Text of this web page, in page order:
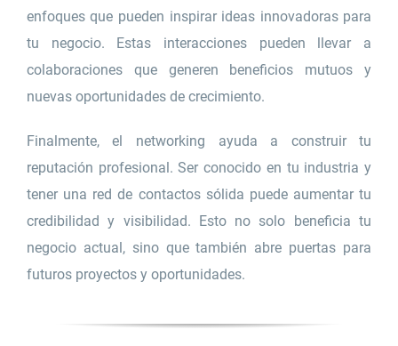
enfoques que pueden inspirar ideas innovadoras para
tu negocio. Estas interacciones pueden llevar a
colaboraciones que generen beneficios mutuos y
nuevas oportunidades de crecimiento.
Finalmente, el networking ayuda a construir tu
reputación profesional. Ser conocido en tu industria y
tener una red de contactos sólida puede aumentar tu
credibilidad y visibilidad. Esto no solo beneficia tu
negocio actual, sino que también abre puertas para
futuros proyectos y oportunidades.